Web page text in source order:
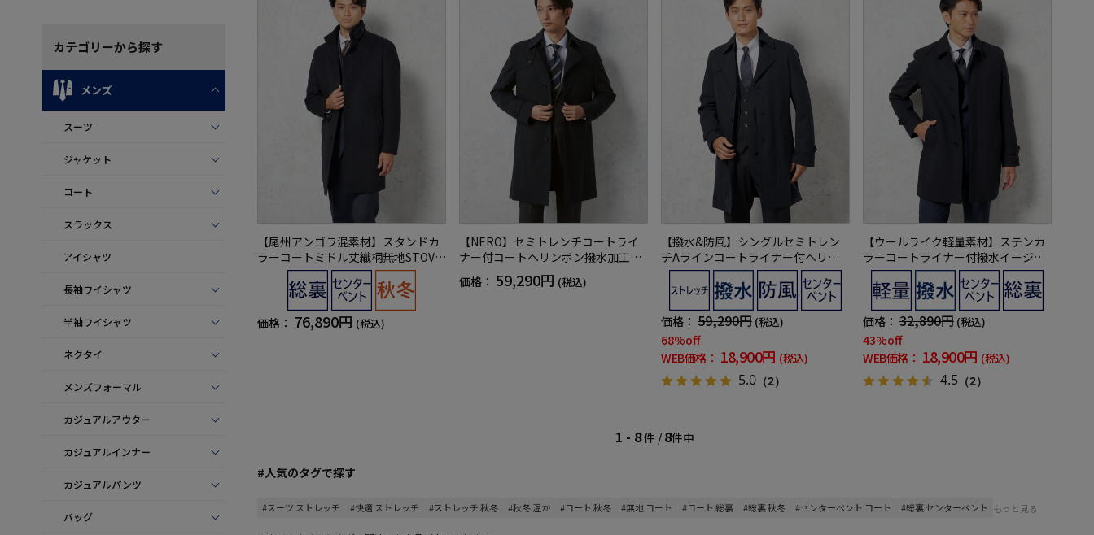
カテゴリーから探す
メンズ
スーツ
ジャケット
コート
スラックス
アイシャツ
長袖ワイシャツ
半袖ワイシャツ
ネクタイ
メンズフォーマル
カジュアルアウター
カジュアルインナー
カジュアルパンツ
バッグ
【尾州アンゴラ混素材】スタンドカ
ラーコートミドル丈織柄無地STOVE
L&MASON秋冬
価格： 76,890円 (税込)
【NERO】セミトレンチコートライ
ナー付コートヘリンボン撥水加工ス
トレッチ秋冬【スリムデザイン】
価格： 59,290円 (税込)
【撥水&防風】シングルセミトレン
チAラインコートライナー付ヘリン
ボンnero秋冬【スリムデザイン】
価格： 59,290円 (税込)
68%off
WEB価格： 18,900円 (税込)
5.0 （2）
【ウールライク軽量素材】ステンカ
ラーコートライナー付撥水イージー
ケアバーズアイリッケンバッカー秋
冬
価格： 32,890円 (税込)
43%off
WEB価格： 18,900円 (税込)
4.5 （2）
1 - 8件 / 8件中
#人気のタグで探す
#スーツ ストレッチ #快適 ストレッチ #ストレッチ 秋冬 #秋冬 温か #コート 秋冬 #無地 コート #コート 総裏 #総裏 秋冬 #センターベント コート #総裏 センターベント もっと見る